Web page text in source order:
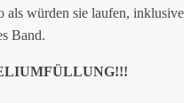
als würden sie laufen, inklusive
Band.